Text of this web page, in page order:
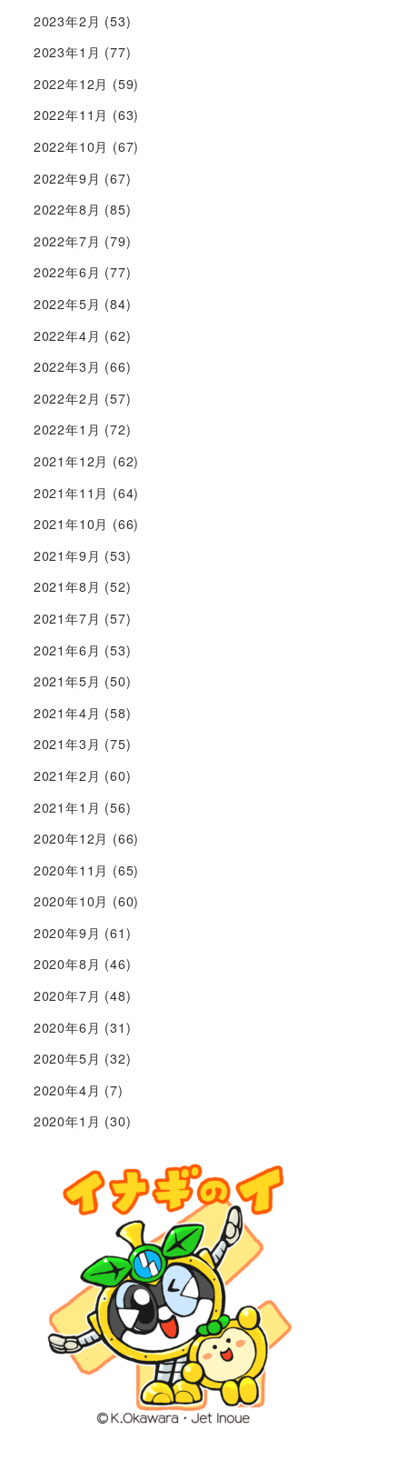
2023年2月 (53)
2023年1月 (77)
2022年12月 (59)
2022年11月 (63)
2022年10月 (67)
2022年9月 (67)
2022年8月 (85)
2022年7月 (79)
2022年6月 (77)
2022年5月 (84)
2022年4月 (62)
2022年3月 (66)
2022年2月 (57)
2022年1月 (72)
2021年12月 (62)
2021年11月 (64)
2021年10月 (66)
2021年9月 (53)
2021年8月 (52)
2021年7月 (57)
2021年6月 (53)
2021年5月 (50)
2021年4月 (58)
2021年3月 (75)
2021年2月 (60)
2021年1月 (56)
2020年12月 (66)
2020年11月 (65)
2020年10月 (60)
2020年9月 (61)
2020年8月 (46)
2020年7月 (48)
2020年6月 (31)
2020年5月 (32)
2020年4月 (7)
2020年1月 (30)